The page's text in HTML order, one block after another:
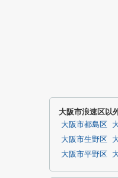
大阪市浪速区以
大阪市都島区
大阪市生野区
大阪市平野区